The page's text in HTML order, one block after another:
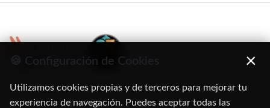
C/ Oruro, 11. 28016 Madrid
🍪 Configuración de Cookies ×
Utilizamos cookies propias y de terceros para mejorar tu
experiencia de navegación. Puedes aceptar todas las